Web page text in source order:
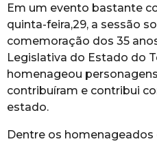
Em um evento bastante
quinta-feira,29, a sessão
comemoração dos 35
Legislativa do Estado do
homenageou
contribuíram e contribui
estado.
Dentre os